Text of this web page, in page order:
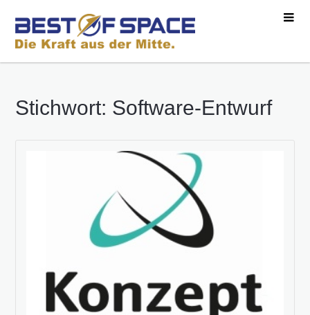
Stichwort: Software-Entwurf